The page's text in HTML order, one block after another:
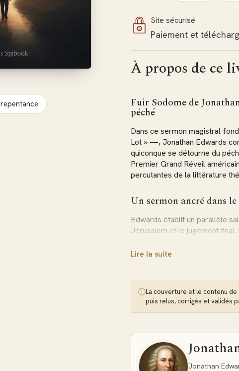
repentance
Site sécurisé
Paiement et
À propos de ce
Fuir Sodome de
péché
Dans ce sermon magistral
Lot » —, Jonathan Edwards
quiconque se détourne du
Premier Grand Réveil
percutantes de la littérature
Un sermon ancré dans
Edwards établit un parallèle
Jérusalem et le jugement
péché pour embrasser le
Cinq raisons
destruction certaine par le
effroyable et universel. Enfin,
grâce divine, rendant tout
Lire la suite
ⓘLa couverture et le contenu
puis relus, corrigés et validés
Jonathan